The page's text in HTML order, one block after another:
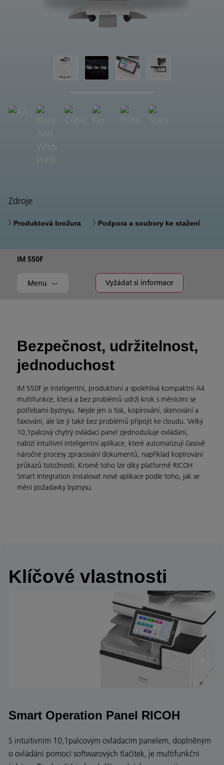
Zdroje
Produktová brožura Podpora a soubory ke stažení
IM 550F
Menu Vyžádat si informace
Bezpečnost, udržitelnost,
jednoduchost
IM 550F je inteligentní, produktivní a spolehlivá kompaktní A4
multifunkce, která a bez problémů udrží krok s měnícími se
potřebami byznysu. Nejde jen o tisk, kopírování, skenování a
faxování, ale lze ji také bez problémů připojit ke cloudu. Velký
10,1palcový chytrý ovládací panel zjednodušuje ovládání,
nabízí intuitivní inteligentní aplikace, které automatizují časově
náročné procesy zpracování dokumentů, například kopírování
průkazů totožnosti. Kromě toho lze díky platformě RICOH
Smart Integration instalovat nové aplikace podle toho, jak se
mění požadavky byznysu.
Klíčové vlastnosti
Smart Operation Panel RICOH
S intuitivním 10,1palcovým ovládacím panelem, doplněným
o ovládání pomocí softwarových tlačítek, je multifunkční